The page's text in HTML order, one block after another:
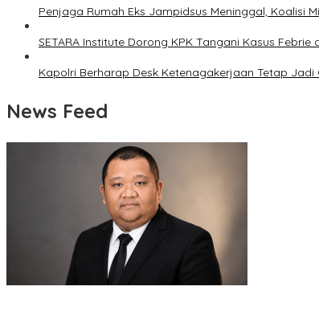
Penjaga Rumah Eks Jampidsus Meninggal, Koalisi
SETARA Institute Dorong KPK Tangani Kasus Febrie
Kapolri Berharap Desk Ketenagakerjaan Tetap Jadi
News Feed